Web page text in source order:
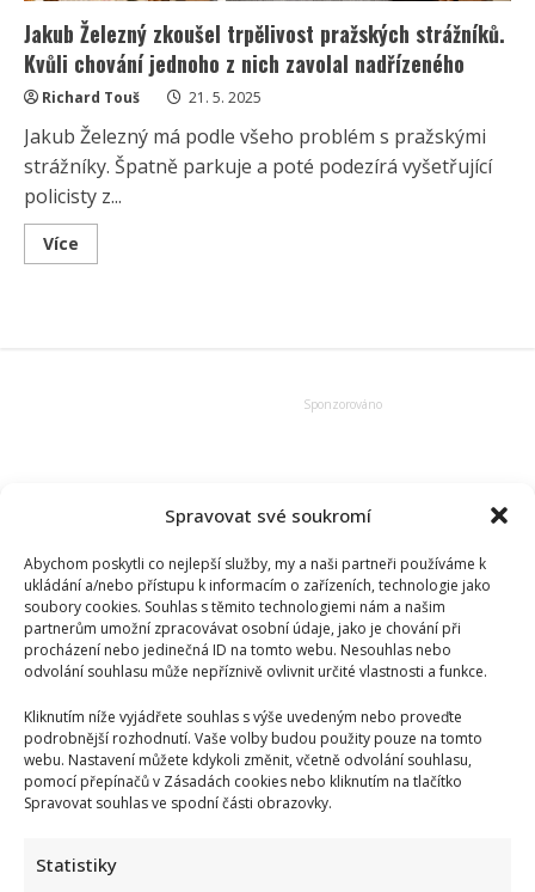
Spravovat své soukromí
Abychom poskytli co nejlepší služby, my a naši partneři používáme k
ukládání a/nebo přístupu k informacím o zařízeních, technologie jako
soubory cookies. Souhlas s těmito technologiemi nám a našim
partnerům umožní zpracovávat osobní údaje, jako je chování při
procházení nebo jedinečná ID na tomto webu. Nesouhlas nebo
odvolání souhlasu může nepříznivě ovlivnit určité vlastnosti a funkce.
Kliknutím níže vyjádřete souhlas s výše uvedeným nebo proveďte
podrobnější rozhodnutí. Vaše volby budou použity pouze na tomto
webu. Nastavení můžete kdykoli změnit, včetně odvolání souhlasu,
pomocí přepínačů v Zásadách cookies nebo kliknutím na tlačítko
Spravovat souhlas ve spodní části obrazovky.
Statistiky
Jakub Železný zkoušel trpělivost pražských strážníků.
Kvůli chování jednoho z nich zavolal nadřízeného
Richard Touš 21. 5. 2025
Jakub Železný má podle všeho problém s pražskými
strážníky. Špatně parkuje a poté podezírá vyšetřující
policisty z...
Více
more